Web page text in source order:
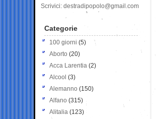
Scrivici: destradipopolo@gmail.com
Categorie
100 giorni (5)
Aborto (20)
Acca Larentia (2)
Alcool (3)
Alemanno (150)
Alfano (315)
Alitalia (123)